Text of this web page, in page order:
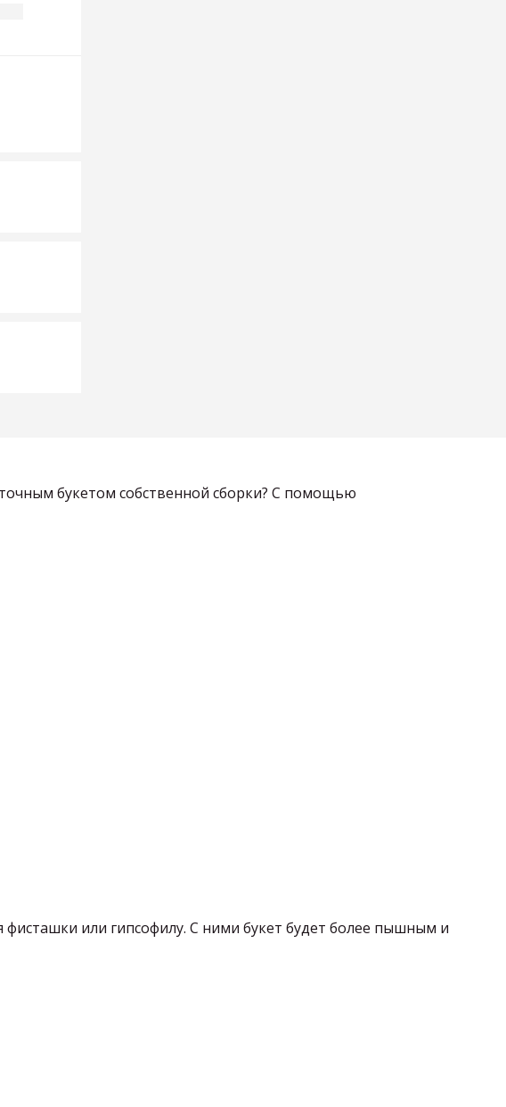
букетом собственной сборки? С помощью
или гипсофилу. С ними букет будет более пышным и